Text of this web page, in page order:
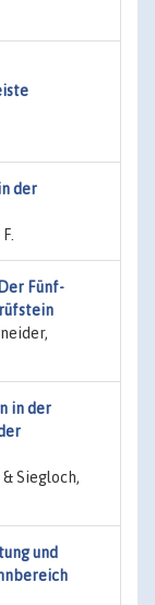
der
Fünf-
in der
Siegloch,
und